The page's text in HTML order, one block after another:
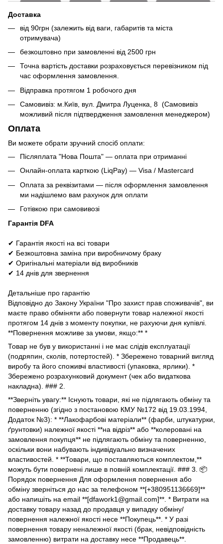
Доставка
від 90грн (залежить від ваги, габаритів та міста
отримувача)
безкоштовно при замовленні від 2500 грн
Точна вартість доставки розраховується перевізником під
час оформлення замовлення.
Відправка протягом 1 робочого дня
Самовивіз: м.Київ, вул. Дмитра Луценка, 8 (Самовивіз
можливий після підтвердження замовлення менеджером)
Оплата
Ви можете обрати зручний спосіб оплати:
Післяплата "Нова Пошта" — оплата при отриманні
Онлайн-оплата карткою (LiqPay) — Visa / Mastercard
Оплата за реквізитами — після оформлення замовлення
ми надішлемо вам рахунок для оплати
Готівкою при самовивозі
Гарантія DFA
✔ Гарантія якості на всі товари
✔ Безкоштовна заміна при виробничому браку
✔ Оригінальні матеріали від виробників
✔ 14 днів для звернення
Детальніше про гарантію
Відповідно до Закону України "Про захист прав споживачів", ви
маєте право обміняти або повернути товар належної якості
протягом 14 днів з моменту покупки, не рахуючи дня купівлі.
**Повернення можливе за умови, якщо:** *
Товар не був у використанні і не має слідів експлуатації
(подряпин, сколів, потертостей). * Збережено товарний вигляд
виробу та його споживчі властивості (упаковка, ярлики). *
Збережено розрахунковий документ (чек або видаткова
накладна). ### 2.
**Зверніть увагу:** Існують товари, які не підлягають обміну та
поверненню (згідно з постановою КМУ №172 від 19.03.1994,
Додаток №3): * **Лакофарбові матеріали** (фарби, штукатурки,
ґрунтовки) належної якості **на відріз** або **колеровані на
замовлення покупця** не підлягають обміну та поверненню,
оскільки вони набувають індивідуально визначених
властивостей. * **Товари, що поставляються комплектом,**
можуть бути повернені лише в повній комплектації. ### 3. 📦
Порядок повернення Для оформлення повернення або
обміну зверніться до нас за телефоном **[+380951136669]**
або напишіть на email **[dfawork1@gmail.com]**. * Витрати на
доставку товару назад до продавця у випадку обміну/
повернення належної якості несе **Покупець**. * У разі
повернення товару неналежної якості (брак, невідповідність
замовленню) витрати на доставку несе **Продавець**.